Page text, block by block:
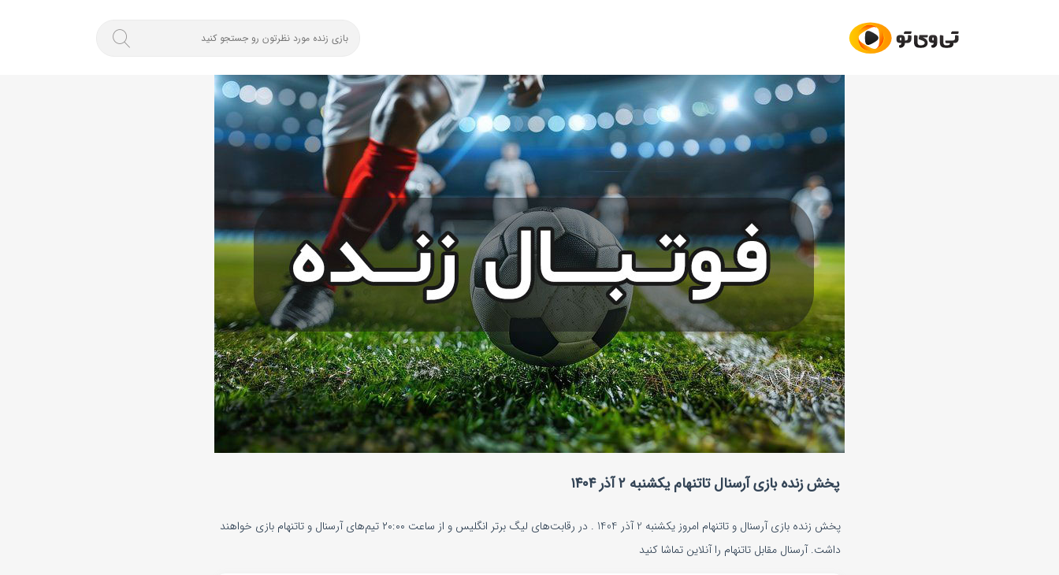
پخش زنده بازی آرسنال تاتنهام یکشنبه ۲ آذر ۱۴۰۴
پخش زنده بازی آرسنال و تاتنهام امروز یکشنبه 2 آذر 1404 . در رقابت‌های لیگ برتر انگلیس و از ساعت ۲۰:۰۰ تیم‌های آرسنال و تاتنهام بازی خواهند
داشت. آرسنال مقابل تاتنهام را آنلاین تماشا کنید